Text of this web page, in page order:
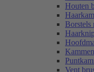
Houten
Borstels
Vent